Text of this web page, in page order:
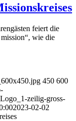
feiert die
wie die
450 600
zeilig-gross-
2023-02-02